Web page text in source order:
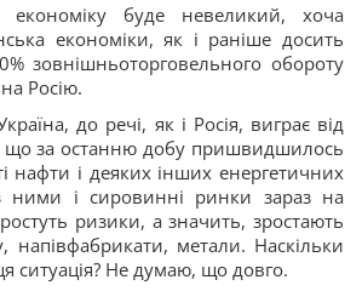
буде невеликий, хоча
економіки, як і раніше досить
зовнішньоторговельного обороту
Росію.
до речі, як і Росія, виграє від
що за останню добу пришвидшилось
нафти і деяких інших енергетичних
ними і сировинні ринки зараз на
ризики, а значить, зростають
напівфабрикати, метали. Наскільки
ситуація? Не думаю, що довго.